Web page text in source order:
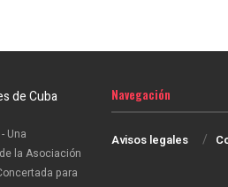
- Una
la Asociación
para
Navegación
Avisos legales